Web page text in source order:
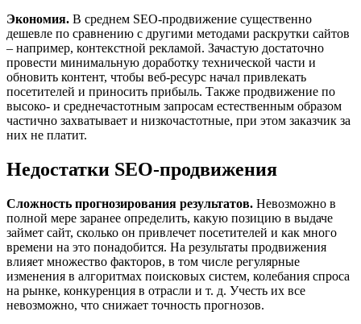
Экономия. В среднем SEO-продвижение существенно
дешевле по сравнению с другими методами раскрутки сайтов
– например, контекстной рекламой. Зачастую достаточно
провести минимальную доработку технической части и
обновить контент, чтобы веб-ресурс начал привлекать
посетителей и приносить прибыль. Также продвижение по
высоко- и среднечастотным запросам естественным образом
частично захватывает и низкочастотные, при этом заказчик за
них не платит.
Недостатки SEO-продвижения
Сложность прогнозирования результатов. Невозможно в
полной мере заранее определить, какую позицию в выдаче
займет сайт, сколько он привлечет посетителей и как много
времени на это понадобится. На результаты продвижения
влияет множество факторов, в том числе регулярные
изменения в алгоритмах поисковых систем, колебания спроса
на рынке, конкуренция в отрасли и т. д. Учесть их все
невозможно, что снижает точность прогнозов.